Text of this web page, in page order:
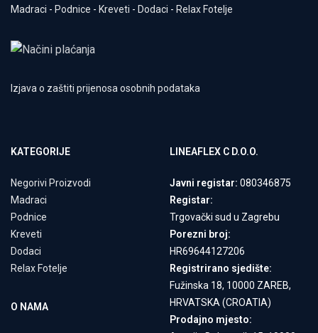
Madraci - Podnice - Kreveti - Dodaci - Relax Fotelje
Izjava o zaštiti prijenosa osobnih podataka
KATEGORIJE
Negorivi Proizvodi
Madraci
Podnice
Kreveti
Dodaci
Relax Fotelje
O NAMA
LINEAFLEX C D.O.O.
Javni registar: 080346875
Registar:
Trgovački sud u Zagrebu
Porezni broj:
HR69644127206
Registrirano sjedište:
Fužinska 18, 10000 ZAREB,
HRVATSKA (CROATIA)
Prodajno mjesto: